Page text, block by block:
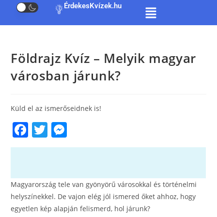
ÉrdekesKvízek.hu
Földrajz Kvíz – Melyik magyar
városban járunk?
Küld el az ismerőseidnek is!
F
a
e
b
o
T
w
er
e
e
n
g
Magyarország tele van gyönyörű városokkal és történelmi
helyszínekkel. De vajon elég jól ismered őket ahhoz, hogy
egyetlen kép alapján felismerd, hol járunk?